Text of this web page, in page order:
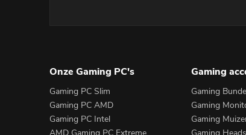
Onze Gaming PC's
Gaming PC Slim
Gaming PC AMD
Gaming PC Intel
Gaming
Gaming
Gaming
Gaming